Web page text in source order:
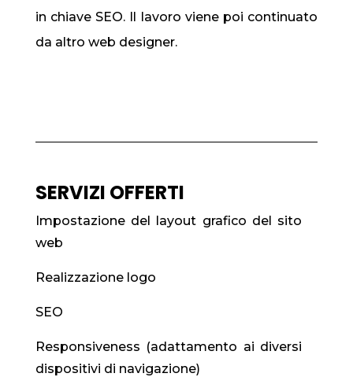
in chiave SEO. Il lavoro viene poi continuato
da altro web designer.
SERVIZI OFFERTI
Impostazione del layout grafico del sito
web
Realizzazione logo
SEO
Responsiveness (adattamento ai diversi
dispositivi di navigazione)